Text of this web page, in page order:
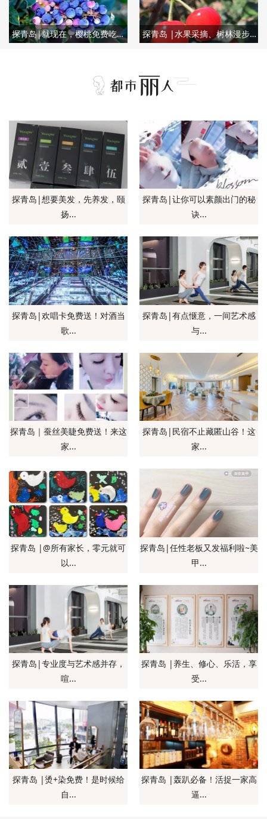
探青岛|就现在，樱桃免费吃！一票通用，还有蓝莓、杏、桑葚等着你！ 探青岛 |水果采摘、树林漫步、品茗谈笑......把日子过成诗的人气生态园√起来！还有门票免费送！
探青岛|想要美发，先养发，颐
扬...
探青岛|让你可以素颜出门的秘
诀...
探青岛|欢唱卡免费送！对酒当
歌...
探青岛|有点惬意，一间艺术感
与...
探青岛｜蚕丝美睫免费送！来这
家...
探青岛|民宿不止藏匿山谷！这
家...
探青岛 |@所有家长，零元就可
以...
探青岛|任性老板又发福利啦~美
甲...
探青岛|专业度与艺术感并存，
喧...
探青岛 |养生、修心、乐活，享
受...
探青岛 |烫+染免费！是时候给
自...
探青岛 |轰趴必备！活捉一家高
逼...